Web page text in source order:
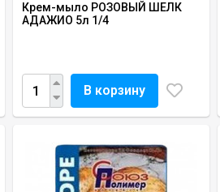
Крем-мыло РОЗОВЫЙ ШЕЛК
АДАЖИО 5л 1/4
В корзину